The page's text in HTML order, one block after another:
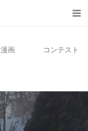
漫画 コンテスト